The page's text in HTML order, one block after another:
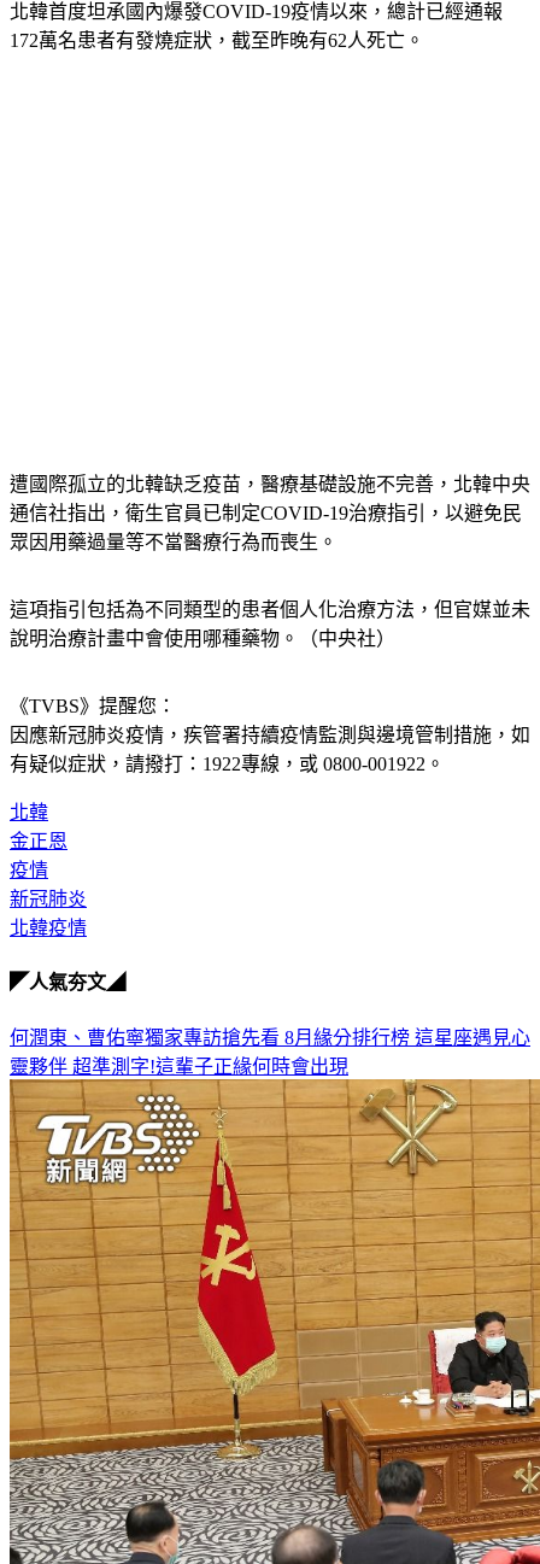
北韓首度坦承國內爆發COVID-19疫情以來，總計已經通報
172萬名患者有發燒症狀，截至昨晚有62人死亡。
遭國際孤立的北韓缺乏疫苗，醫療基礎設施不完善，北韓中央
通信社指出，衛生官員已制定COVID-19治療指引，以避免民
眾因用藥過量等不當醫療行為而喪生。
這項指引包括為不同類型的患者個人化治療方法，但官媒並未
說明治療計畫中會使用哪種藥物。（中央社）
《TVBS》提醒您：
因應新冠肺炎疫情，疾管署持續疫情監測與邊境管制措施， 如
有疑似症狀，請撥打：1922專線，或 0800-001922。
北韓
金正恩
疫情
新冠肺炎
北韓疫情
◤人氣夯文◢
何潤東、曹佑寧獨家專訪搶先看 8月緣分排行榜 這星座遇見心
靈夥伴 超準測字!這輩子正緣何時會出現